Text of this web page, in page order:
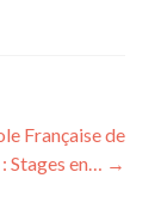
Française de
Stages en… →